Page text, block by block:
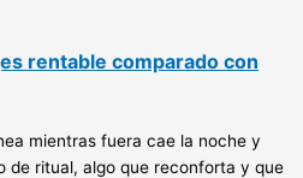
rentable comparado con
mientras fuera cae la noche y
de ritual, algo que reconforta y que